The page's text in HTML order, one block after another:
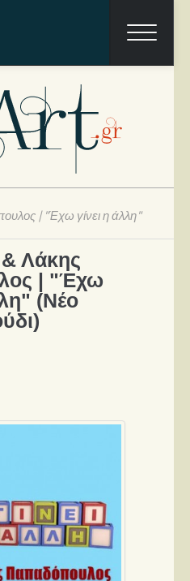
| "Έχω γίνει η άλλη"
Λάκης
| "Έχω
(Νέο